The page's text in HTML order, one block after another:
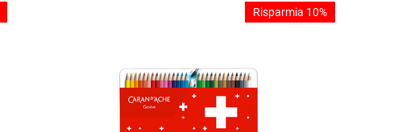
Risparmia 10%